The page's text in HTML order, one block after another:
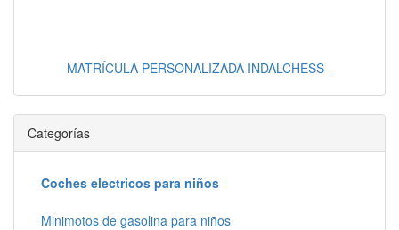
MATRÍCULA PERSONALIZADA INDALCHESS -
Categorías
Coches electricos para niños
Minimotos de gasolina para niños